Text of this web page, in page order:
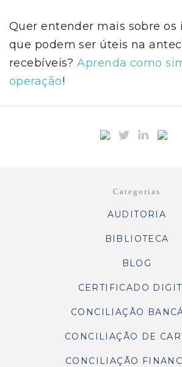
Quer entender mais sobre
que podem ser úteis na
recebíveis?Aprenda como
operação!
Categorias
AUDITORIA
BIBLIOTECA
BLOG
CERTIFICADO
CONCILIAÇÃO
CONCILIAÇÃO DE
CONCILIAÇÃO